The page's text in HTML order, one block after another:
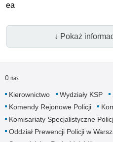
ea
↓ Pokaż
O nas
Kierownictwo Wydziały KSP
Komendy Rejonowe Policji
Komisariaty Specjalistyczne
Oddział Prewencji Policji w